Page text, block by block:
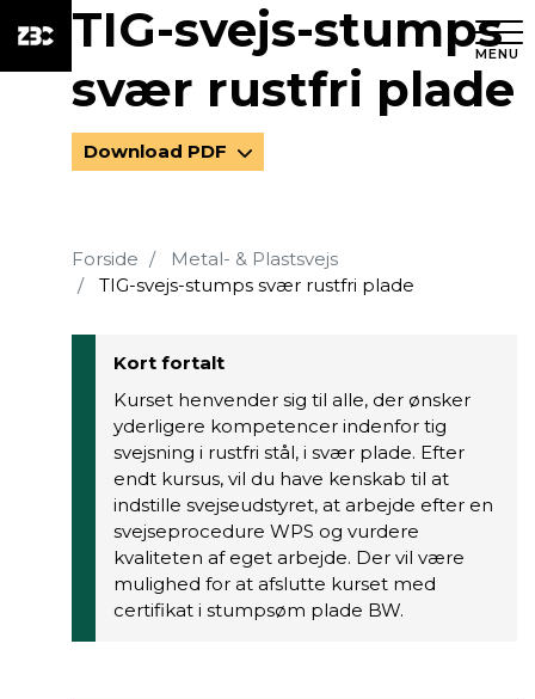
MENU
TIG-svejs-stumps
svær rustfri plade
Download PDF
Forside
Metal- & Plastsvejs
TIG-svejs-stumps svær rustfri plade
Kort fortalt
Kurset henvender sig til alle, der ønsker
yderligere kompetencer indenfor tig
svejsning i rustfri stål, i svær plade. Efter
endt kursus, vil du have kenskab til at
indstille svejseudstyret, at arbejde efter en
svejseprocedure WPS og vurdere
kvaliteten af eget arbejde. Der vil være
mulighed for at afslutte kurset med
certifikat i stumpsøm plade BW.